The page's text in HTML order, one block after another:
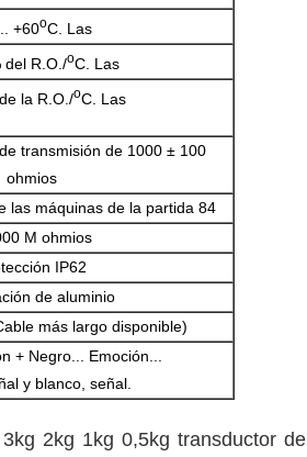
+60oC. Las
del R.O./oC. Las
la R.O./oC. Las
transmisión de 1000 ± 100
ohmios
las máquinas de la partida 84
M ohmios
IP62
de aluminio
más largo disponible)
+ Negro... Emoción...
y blanco, señal.
2kg 1kg 0,5kg transductor de